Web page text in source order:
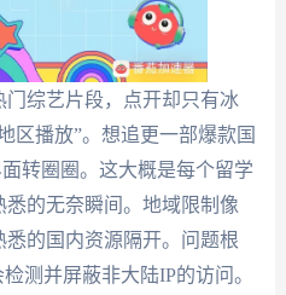
综艺片段，点开却只有冰
区播放”。想追更一部爆款国
转圈圈。这大概是每个留学
的无奈瞬间。地域限制像
的国内资源隔开。问题根
测并屏蔽非大陆IP的访问。